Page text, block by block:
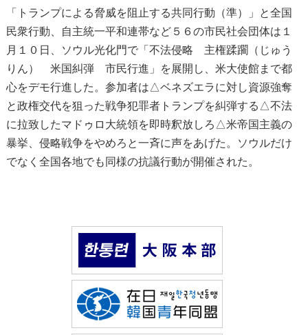
「トランプによる脅威を阻止する共同行動（準）」と全国
民衆行動、自主統一平和連帯など５６の市民社会団体は１
月１０日、ソウル光化門で「不法侵略 主権蹂躙（じゅう
りん） 米国糾弾 市民行進」を展開し、米大使館まで都
心をデモ行進した。参加者は△ベネズエラに対し資源強奪
と政権交代を狙った戦争犯罪者トランプを糾弾する△不法
に拉致したマドゥロ大統領を即時釈放しろ△米帝国主義の
暴挙、侵略戦争をやめろと一斉に声をあげた。ソウルだけ
でなく全国各地でも同様の抗議行動が開催された。